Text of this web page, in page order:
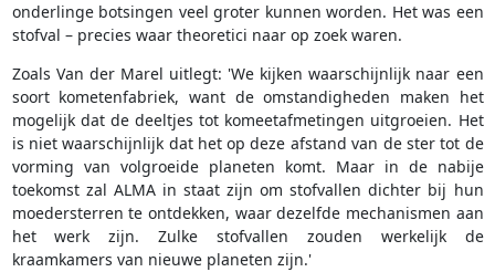
onderlinge botsingen veel groter kunnen worden. Het was een
stofval – precies waar theoretici naar op zoek waren.
Zoals Van der Marel uitlegt: 'We kijken waarschijnlijk naar een
soort kometenfabriek, want de omstandigheden maken het
mogelijk dat de deeltjes tot komeetafmetingen uitgroeien. Het
is niet waarschijnlijk dat het op deze afstand van de ster tot de
vorming van volgroeide planeten komt. Maar in de nabije
toekomst zal ALMA in staat zijn om stofvallen dichter bij hun
moedersterren te ontdekken, waar dezelfde mechanismen aan
het werk zijn. Zulke stofvallen zouden werkelijk de
kraamkamers van nieuwe planeten zijn.'